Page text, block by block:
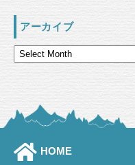
アーカイブ
HOME